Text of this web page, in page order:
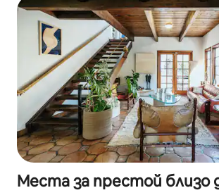
Места за престой близо